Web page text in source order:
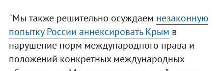
"Мы также решительно осуждаем незаконную
попытку России аннексировать Крым в
нарушение норм международного права и
положений конкретных международных